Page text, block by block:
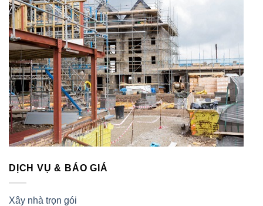
DỊCH VỤ & BÁO GIÁ
Xây nhà trọn gói